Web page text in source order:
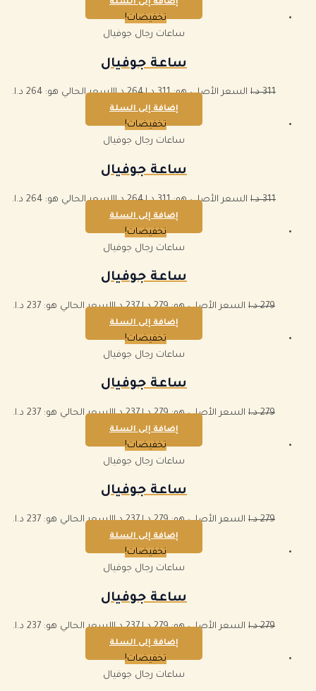
إضافة إلى السلة
تخفيضات!
ساعات رجال جوفيال
ساعة جوفيال
311 د.ا السعر الأصلي هو: 311 د.ا. 264 د.االسعر الحالي هو: 264 د.ا.
إضافة إلى السلة
تخفيضات!
ساعات رجال جوفيال
ساعة جوفيال
311 د.ا السعر الأصلي هو: 311 د.ا. 264 د.االسعر الحالي هو: 264 د.ا.
إضافة إلى السلة
تخفيضات!
ساعات رجال جوفيال
ساعة جوفيال
279 د.ا السعر الأصلي هو: 279 د.ا. 237 د.االسعر الحالي هو: 237 د.ا.
إضافة إلى السلة
تخفيضات!
ساعات رجال جوفيال
ساعة جوفيال
279 د.ا السعر الأصلي هو: 279 د.ا. 237 د.االسعر الحالي هو: 237 د.ا.
إضافة إلى السلة
تخفيضات!
ساعات رجال جوفيال
ساعة جوفيال
279 د.ا السعر الأصلي هو: 279 د.ا. 237 د.االسعر الحالي هو: 237 د.ا.
إضافة إلى السلة
تخفيضات!
ساعات رجال جوفيال
ساعة جوفيال
279 د.ا السعر الأصلي هو: 279 د.ا. 237 د.االسعر الحالي هو: 237 د.ا.
إضافة إلى السلة
تخفيضات!
ساعات رجال جوفيال